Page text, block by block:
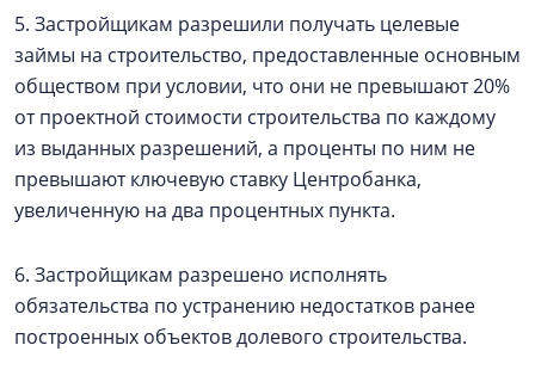
5. Застройщикам разрешили получать целевые
займы на строительство, предоставленные основным
обществом при условии, что они не превышают 20%
от проектной стоимости строительства по каждому
из выданных разрешений, а проценты по ним не
превышают ключевую ставку Центробанка,
увеличенную на два процентных пункта.
6. Застройщикам разрешено исполнять
обязательства по устранению недостатков ранее
построенных объектов долевого строительства.